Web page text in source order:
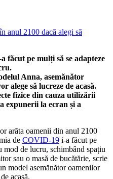
făcut pe mulți să se adapteze
Anna, asemănător
alege să lucreze de acasă.
fizice din cauza utilizării
expunerii la ecran și a
arăta oamenii din anul 2100
de COVID-19 i-a făcut pe
mod de lucru, schimbând spațiu
sau o masă de bucătărie, scrie
model asemănător oamenilor
acasă.